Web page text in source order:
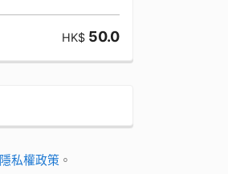
HK$ 50.0
隱私權政策 。